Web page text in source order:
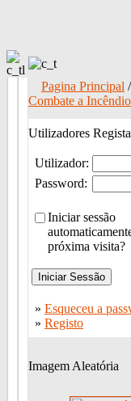
Pagina Principal /
Combate a
Utilizadores
Utilizador:
Password:
Iniciar sessão
próxima visita?
» Esqueceu a
» Registo
Imagem Aleatória